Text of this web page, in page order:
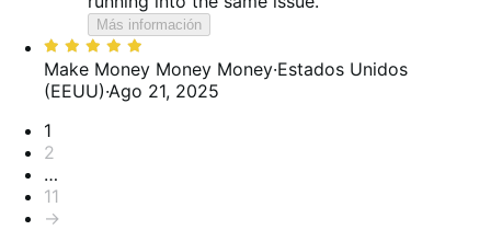
Más información
Valoración:
5
de
Make Money Money Money·Estados Unidos
(EEUU)·Ago 21, 2025
Paginación
1
2
…
11
→